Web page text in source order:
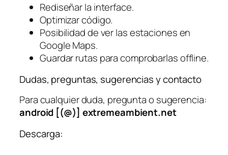
Rediseñar la interface.
Optimizar código.
Posibilidad de ver las estaciones en
Google Maps.
Guardar rutas para comprobarlas offline.
Dudas, preguntas, sugerencias y contacto
Para cualquier duda, pregunta o sugerencia:
android [(@)] extremeambient.net
Descarga: